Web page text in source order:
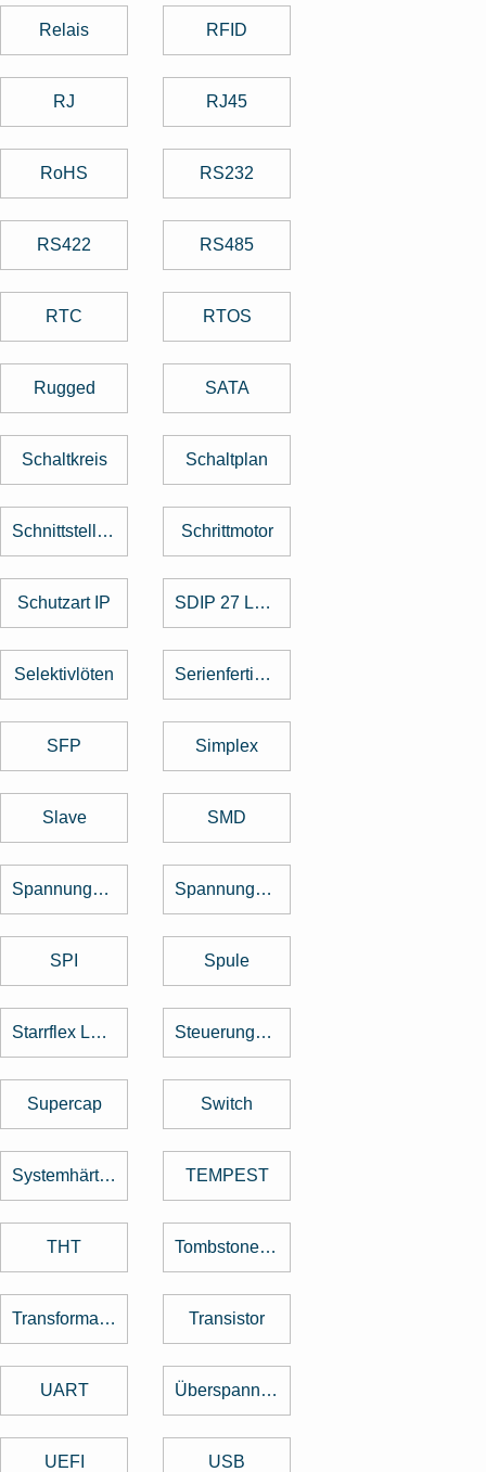
Relais RFID
RJ RJ45
RoHS RS232
RS422 RS485
RTC RTOS
Rugged SATA
Schaltkreis Schaltplan
Schnittstellenkarte Schrittmotor
Schutzart IP SDIP 27 Level
Selektivlöten Serienfertigung
SFP Simplex
Slave SMD
Spannungsregler Spannungswandler
SPI Spule
Starrflex Leiterplatten Steuerungstechnik
Supercap Switch
Systemhärtung TEMPEST
THT Tombstone Effekt
Transformator Transistor
UART Überspannungsschutz
UEFI USB